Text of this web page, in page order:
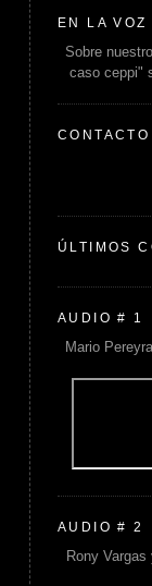
EN LA VOZ
Sobre
caso ceppi"
CONTACTO
ÚLTIMOS
AUDIO # 1
Mario
AUDIO # 2
Rony Vargas